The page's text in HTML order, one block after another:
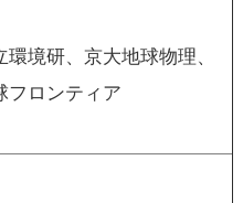
環境研、京大地球物理、
フロンティア